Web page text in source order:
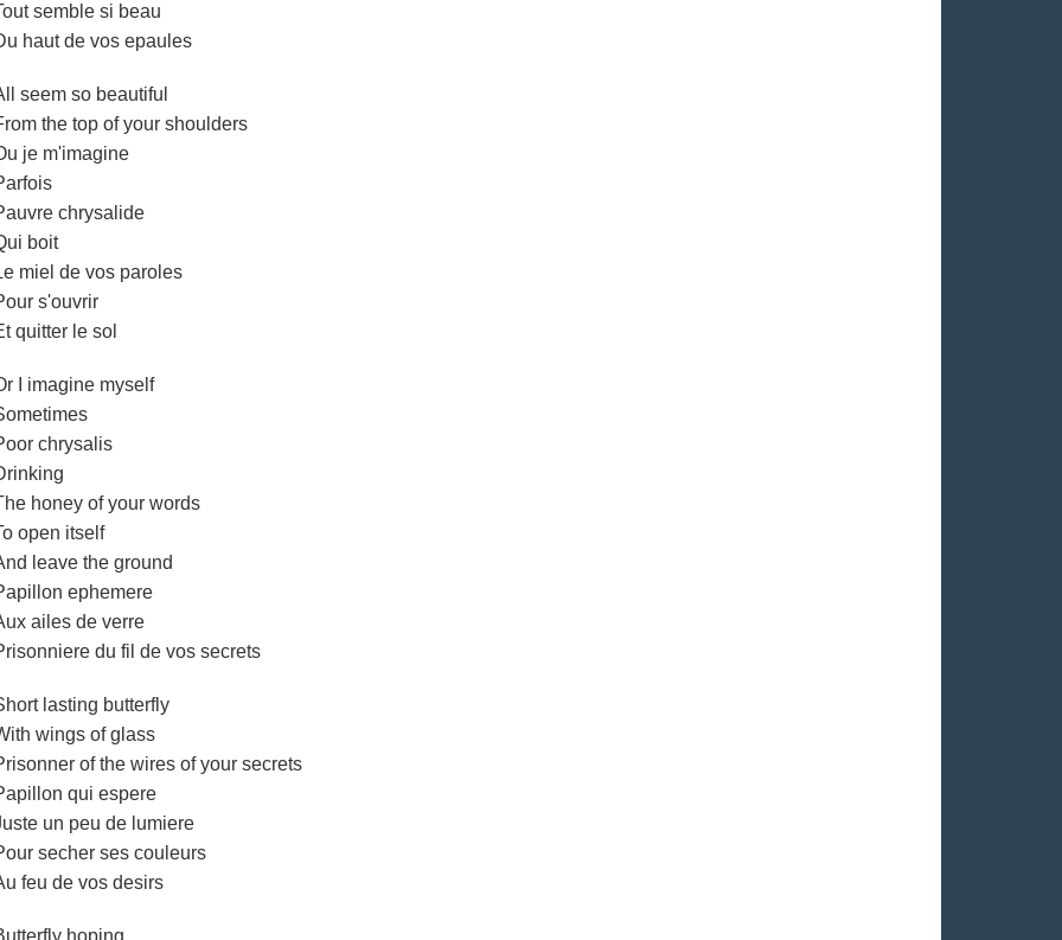
semble si beau
haut de vos epaules
seem so beautiful
the top of your shoulders
je m'imagine
chrysalide
boit
miel de vos paroles
s'ouvrir
quitter le sol
I imagine myself
chrysalis
honey of your words
open itself
leave the ground
ephemere
ailes de verre
du fil de vos secrets
lasting butterfly
wings of glass
of the wires of your secrets
qui espere
un peu de lumiere
secher ses couleurs
feu de vos desirs
hoping